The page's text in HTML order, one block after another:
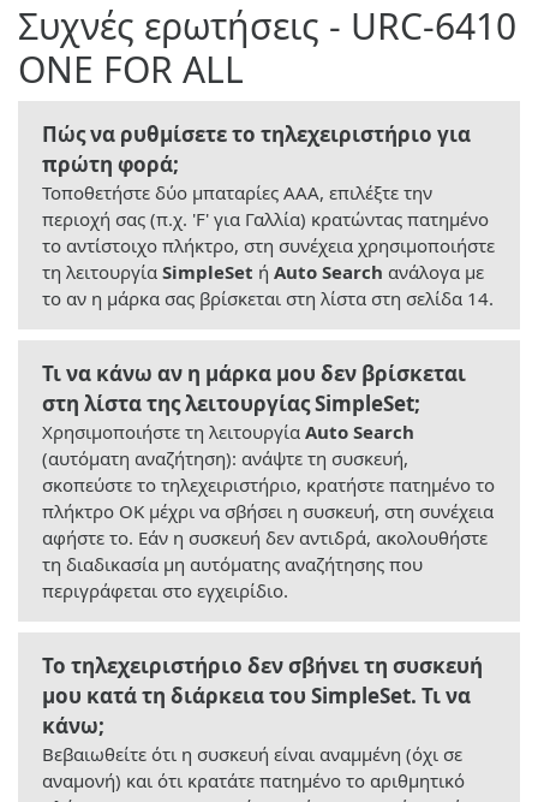
Συχνές ερωτήσεις - URC-6410
ONE FOR ALL
Πώς να ρυθμίσετε το τηλεχειριστήριο για
πρώτη φορά;
Τοποθετήστε δύο μπαταρίες AAA, επιλέξτε την
περιοχή σας (π.χ. 'F' για Γαλλία) κρατώντας πατημένο
το αντίστοιχο πλήκτρο, στη συνέχεια χρησιμοποιήστε
τη λειτουργία SimpleSet ή Auto Search ανάλογα με
το αν η μάρκα σας βρίσκεται στη λίστα στη σελίδα 14.
Τι να κάνω αν η μάρκα μου δεν βρίσκεται
στη λίστα της λειτουργίας SimpleSet;
Χρησιμοποιήστε τη λειτουργία Auto Search
(αυτόματη αναζήτηση): ανάψτε τη συσκευή,
σκοπεύστε το τηλεχειριστήριο, κρατήστε πατημένο το
πλήκτρο OK μέχρι να σβήσει η συσκευή, στη συνέχεια
αφήστε το. Εάν η συσκευή δεν αντιδρά, ακολουθήστε
τη διαδικασία μη αυτόματης αναζήτησης που
περιγράφεται στο εγχειρίδιο.
Το τηλεχειριστήριο δεν σβήνει τη συσκευή
μου κατά τη διάρκεια του SimpleSet. Τι να
κάνω;
Βεβαιωθείτε ότι η συσκευή είναι αναμμένη (όχι σε
αναμονή) και ότι κρατάτε πατημένο το αριθμητικό